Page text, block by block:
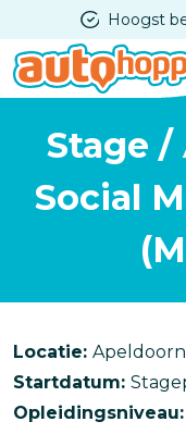
Overslaan
en
naar
inhoud
Hoogst
Stage
Social
Locatie: Apeldoorn
Startdatum:
Opleidingsniveau: